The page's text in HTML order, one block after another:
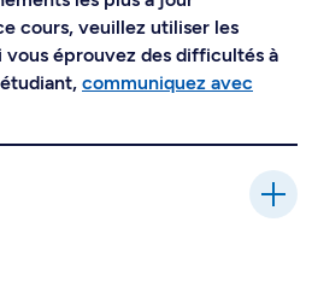
cours, veuillez utiliser les
vous éprouvez des difficultés à
communiquez avec